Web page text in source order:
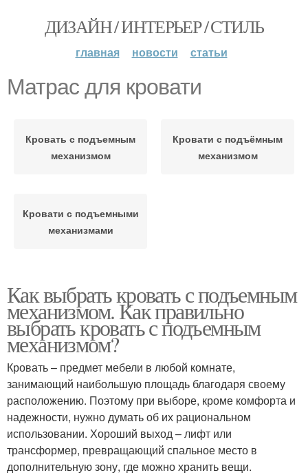
ДИЗАЙН / ИНТЕРЬЕР / СТИЛЬ
главная новости статьи
Матрас для кровати
Кровать с подъемным
механизмом
Кровати с подъёмным
механизмом
Кровати с подъемными
механизмами
Как выбрать кровать с подъемным
механизмом. Как правильно
выбрать кровать с подъемным
механизмом?
Кровать – предмет мебели в любой комнате,
занимающий наибольшую площадь благодаря своему
расположению. Поэтому при выборе, кроме комфорта и
надежности, нужно думать об их рациональном
использовании. Хороший выход – лифт или
трансформер, превращающий спальное место в
дополнительную зону, где можно хранить вещи.